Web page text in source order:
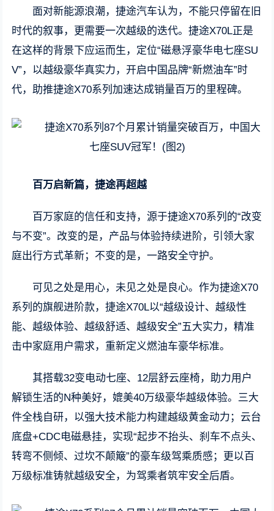
面对新能源浪潮，捷途汽车认为，不能只停留在旧
时代的叙事，更需要一次越级的迭代。捷途X70L正是
在这样的背景下应运而生，定位“磁悬浮豪华电七座SU
V”，以越级豪华真实力，开启中国品牌“新燃油车”时
代，助推捷途X70系列加速达成销量百万的里程碑。
百万启新篇，捷途再超越
百万家庭的信任和支持，源于捷途X70系列的“改变
与不变”。改变的是，产品与体验持续进阶，引领大家
庭出行方式革新；不变的是，一路安全守护。
可见之处是用心，未见之处是良心。作为捷途X70
系列的旗舰进阶款，捷途X70L以“越级设计、越级性
能、越级体验、越级舒适、越级安全”五大实力，精准
击中家庭用户需求，重新定义燃油车豪华标准。
其搭载32变电动七座、12层舒云座椅，助力用户
解锁生活的N种美好，媲美40万级豪华越级体验。三大
件全栈自研，以强大技术能力构建越级黄金动力；云台
底盘+CDC电磁悬挂，实现“起步不抬头、刹车不点头、
转弯不侧倾、过坎不颠簸”的豪车级驾乘质感；更以百
万级标准铸就越级安全，为驾乘者筑牢安全后盾。